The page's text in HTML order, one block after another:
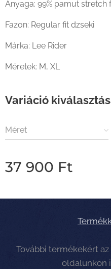
Anyaga: 99% pamut stretch
Fazon: Regular fit dzseki
Márka: Lee Rider
Méretek: M, XL
Variáció
Méret
37 900 Ft
További termékekért az
oldalunkon